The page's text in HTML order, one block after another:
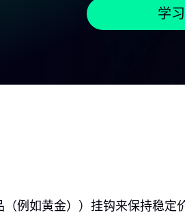
学
例如黄金））挂钩来保持稳定